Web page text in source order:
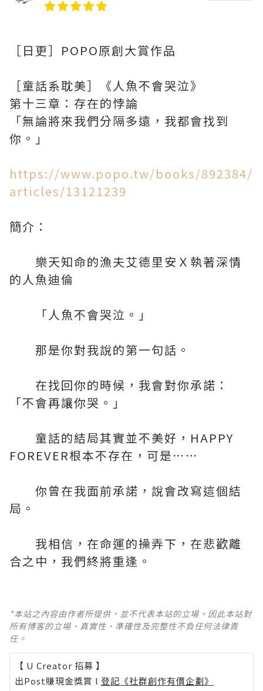
［日更］POPO原創大賞作品
［童話系耽美］《人魚不會哭泣》
第十三章：存在的悖論
「無論將來我們分隔多遠，我都會找到
你。」
https://www.popo.tw/books/892384/
articles/13121239
簡介：
樂天知命的漁夫艾德里安Ｘ執著深情
的人魚迪倫
「人魚不會哭泣。」
那是你對我說的第一句話。
在找回你的時候，我會對你承諾：
「不會再讓你哭。」
童話的結局其實並不美好，HAPPY
FOREVER根本不存在，可是⋯⋯
你曾在我面前承諾，說會改寫這個結
局。
我相信，在命運的操弄下，在悲歡離
合之中，我們終將重逢。
*本站之內容由作者所提供，並不代表本站的立場。因此本站對
所有博客的立場、真實性、準確性及完整性不負任何法律責
任。
【 U Creator 招募 】
出Post賺現金獎賞 l 登記《社群創作有價企劃》